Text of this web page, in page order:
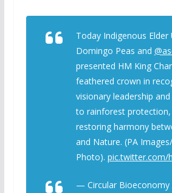
Today Indigenous Elder
Domingo Peas and
presented HM King
feathered crown in
visionary leadership
to rainforest
restoring harmony
and Nature. (PA
Photo). pic.twitter.com/
— Circular Bioeconomy